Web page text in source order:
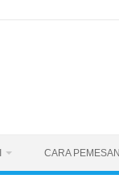
CARA